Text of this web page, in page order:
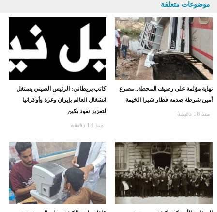
موضوعات متعلقة
نهاية مؤلمة على رصيف المحطة.. مصرع
أمين شرطة صدمه قطار شبرا الخيمة
منذ 18 دقيقة
كاتب بريطاني: الرئيس الصيني يستغل
انشغال العالم بإيران وغزة وأوكرانيا
لتعزيز نفوذ بكين
منذ 18 دقيقة